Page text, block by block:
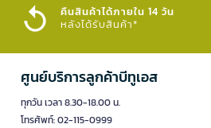
คืนสินค้าได้ภายใน 14 วัน
หลังได้รับสินค้า*
ศูนย์บริการลูกค้าบีทูเอส
ทุกวัน เวลา 8.30-18.00 น.
โทรศัพท์: 02-115-0999